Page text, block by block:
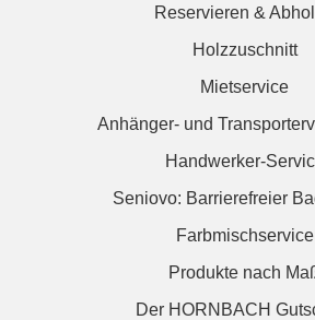
Reservieren &
Holzzuschnitt
Mietservice
Anhänger- und
Handwerker-
Seniovo: Barrierefreier
Farbmischservice
Produkte nach
Der HORNBACH